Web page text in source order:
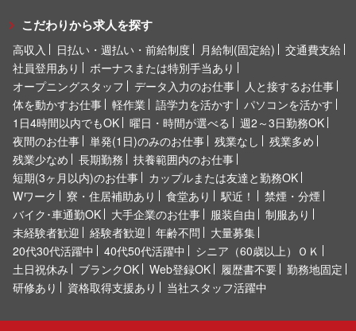
こだわりから求人を探す
高収入 日払い・週払い・前給制度 月給制(固定給)
交通費支給
社員登用あり
ボーナスまたは特別手当あり
オープニングスタッフ
データ入力のお仕事
人と接するお仕事
体を動かすお仕事
軽作業 語学力を活かす
パソコンを活かす
1日4時間以内でもOK
曜日・時間が選べる
週2～3日勤務OK
夜間のお仕事
単発(1日)のみのお仕事 残業なし
残業多め
残業少なめ
長期勤務
扶養範囲内のお仕事
短期(3ヶ月以内)のお仕事
カップルまたは友達と勤務OK
Wワーク
寮・住居補助あり 食堂あり 駅近！
禁煙・分煙
バイク･車通勤OK
大手企業のお仕事 服装自由
制服あり
未経験者歓迎
経験者歓迎 年齢不問
大量募集
20代30代活躍中
40代50代活躍中
シニア（60歳以上）ＯＫ
土日祝休み
ブランクOK Web登録OK 履歴書不要
勤務地固定
研修あり
資格取得支援あり 当社スタッフ活躍中